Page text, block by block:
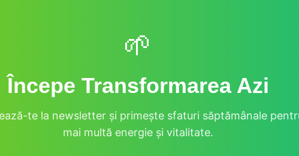
🌱
Începe Transformarea Azi
te la newsletter și primește sfaturi săptămânale
mai multă energie și vitalitate.